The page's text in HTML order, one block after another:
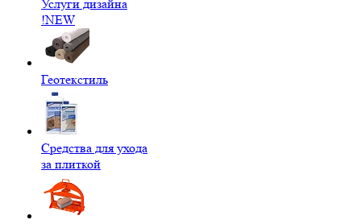
Услуги дизайна
!NEW
Геотекстиль
Средства для ухода
за плиткой